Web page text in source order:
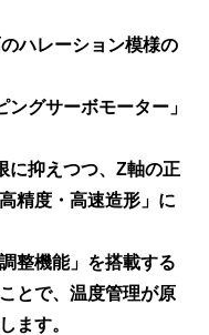
ハレーション模様の
グサーボモーター」
に抑えつつ、Z軸の正
精度・高速造形」に
整機能」を搭載する
とで、温度管理が原
ます。